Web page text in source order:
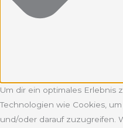
Um dir ein optimales Erlebnis
Technologien wie Cookies,
und/oder darauf zuzugreifen.